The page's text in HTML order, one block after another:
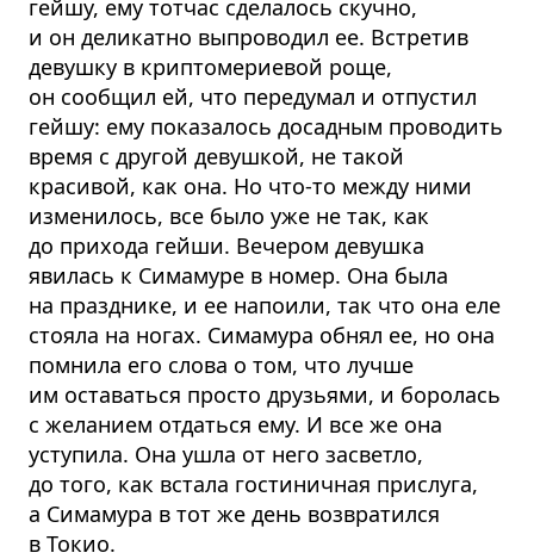
гейшу, ему тотчас сделалось скучно,
и он деликатно выпроводил ее. Встретив
девушку в криптомериевой роще,
он сообщил ей, что передумал и отпустил
гейшу: ему показалось досадным проводить
время с другой девушкой, не такой
красивой, как она. Но что-то между ними
изменилось, все было уже не так, как
до прихода гейши. Вечером девушка
явилась к Симамуре в номер. Она была
на празднике, и ее напоили, так что она еле
стояла на ногах. Симамура обнял ее, но она
помнила его слова о том, что лучше
им оставаться просто друзьями, и боролась
с желанием отдаться ему. И все же она
уступила. Она ушла от него засветло,
до того, как встала гостиничная прислуга,
а Симамура в тот же день возвратился
в Токио.